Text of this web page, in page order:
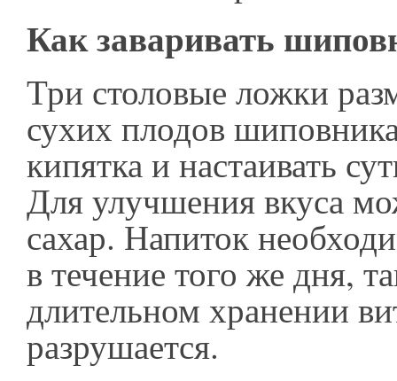
Как заваривать
Три столовые ложки
сухих плодов
кипятка и настаивать
Для улучшения вкуса
сахар. Напиток
в течение того же дня,
длительном хранении
разрушается.